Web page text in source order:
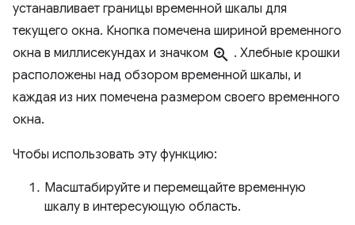
устанавливает границы временной шкалы для
текущего окна. Кнопка помечена шириной временного
окна в миллисекундах и значком zoom_in . Хлебные крошки
расположены над обзором временной шкалы, и
каждая из них помечена размером своего временного
окна.
Чтобы использовать эту функцию:
Масштабируйте и перемещайте временную
шкалу в интересующую область.